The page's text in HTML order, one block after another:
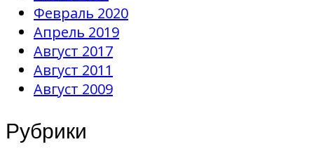
Февраль 2020
Апрель 2019
Август 2017
Август 2011
Август 2009
Рубрики